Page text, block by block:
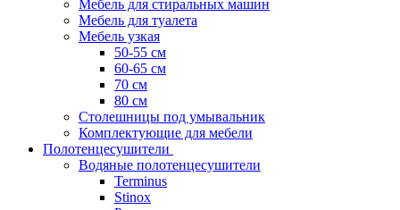
Мебель для стиральных машин
Мебель для туалета
Мебель узкая
50-55 см
60-65 см
70 см
80 см
Столешницы под умывальник
Комплектующие для мебели
Полотенцесушители
Водяные полотенцесушители
Terminus
Stinox